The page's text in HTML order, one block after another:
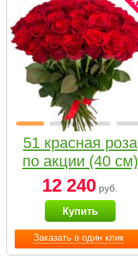
Заказать в один клик
51 красная роза
по акции (40 см)
12 240 руб.
Купить